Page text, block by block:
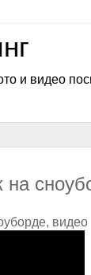
и видео
на
видео